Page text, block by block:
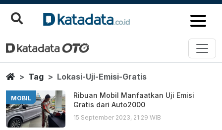
Lokasi Uji Emisi Gratis
Berita Terbaru
HomeTag Lokasi-Uji-Emisi-Gratis
MOBIL
Ribuan Mobil Manfaatkan Uji Emisi
Gratis dari Auto2000
15 September 2023, 21:29 WIB